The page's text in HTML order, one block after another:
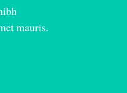
mauris.